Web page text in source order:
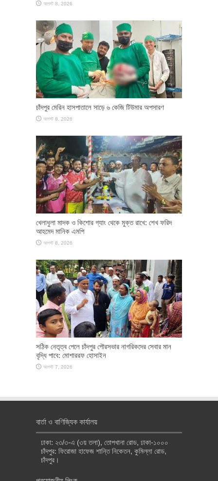
আগস্ট 8, 2026
চাঁদপুর মেরিন হাসপাতালে সাড়ে ৬ কেজি টিউমার অপসারণ
আগস্ট 8, 2026
খেলাধুলা মাদক ও কিশোর গ্যাং থেকে মুক্ত রাখে: শেখ ফরিদ
আহমেদ মানিক এমপি
আগস্ট 8, 2026
সঠিক নেতৃত্ব পেলে চাঁদপুর পৌরসভার নাগরিকদের সেবার মান
বৃদ্ধি পাবে: মোশাররফ হোসাইন
আগস্ট 7, 2026
বার্তা ও বাণিজ্যিক কার্যালয়
ঢাকা: ২৩/৩-এ (৩য় তলা), তোপখানা রোড, ঢাকা-১০০০
চাঁদপুর: ফিরোজা হাফেজ শান্তি নিকেতন, কুমিল্লা রোড,
চাঁদপুর।